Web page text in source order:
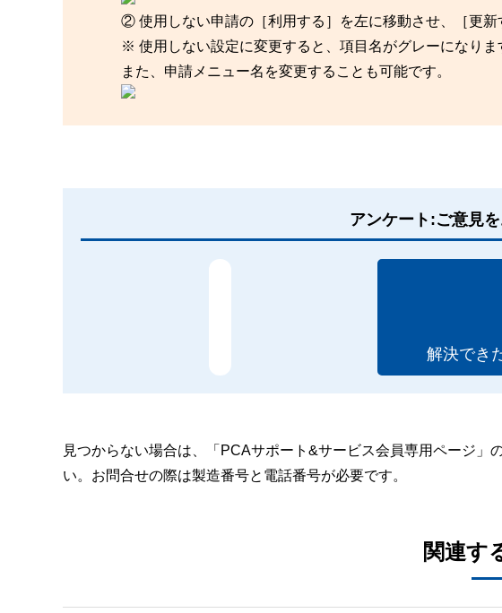
② 使用しない申請の［利用する］を左に移動させ、［更新
※ 使用しない設定に変更すると、項目名がグレーになりま
また、申請メニュー名を変更することも可能です。
アンケート:ご意見
解決でき
見つからない場合は、「PCAサポート&サービス会員専用ページ」
い。お問合せの際は製造番号と電話番号が必要です。
関連す